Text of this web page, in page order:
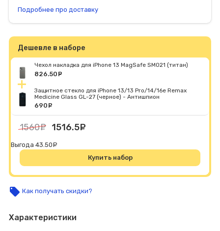
Подробнее про доставку
Дешевле в наборе
Чехол накладка для iPhone 13 MagSafe SM021 (титан)
826.50
Защитное стекло для iPhone 13/13 Pro/14/16e Remax
Medicine Glass GL-27 (черное) - Антишпион
690
1560 руб.
1516.5
Выгода 43.50
Купить набор
local_offer Как получать скидки?
Характеристики